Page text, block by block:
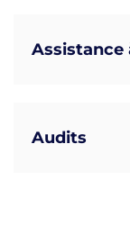
Assistance
Audits